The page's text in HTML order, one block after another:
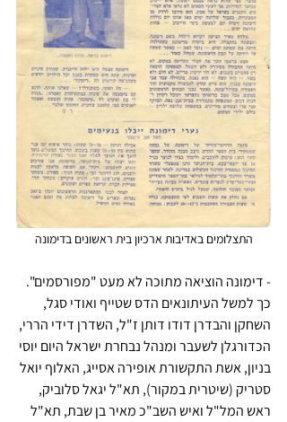
התצלומים באדיבות ארכיון בית ראשונים בדימונה
- דימונה הוציאה מתוכה לא מעט "מפורסמים".
כך למשל העיתונאים הדס שטייף ואודי סגל,
השחקן והבדרן דודו דותן ז"ל, השדרן דידי הררי,
הכדורגלן לשעבר ומנהל נבחרת ישראל היום יוסי
בניון, אשת התקשורת אופירה אסייג, האלוף יואל
סטריק (שיטרית במקור), תא"ל יגאל סלוביק,
ראש המל"ל ואיש השב"כ מאיר בן שבת, תא"ל